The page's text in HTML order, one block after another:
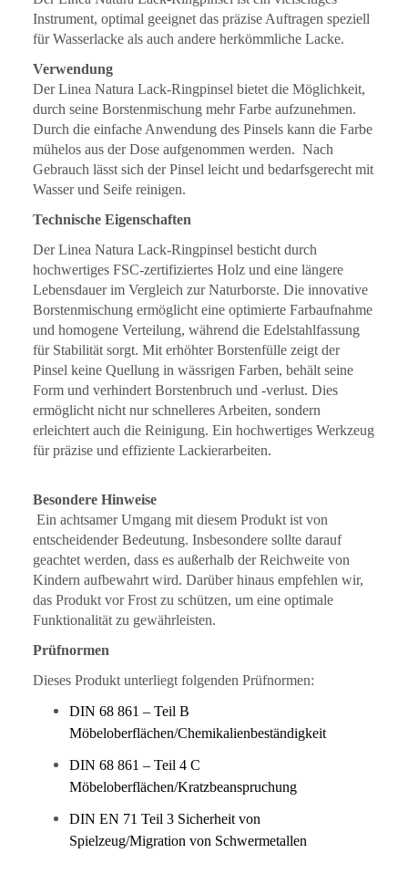
Instrument, optimal geeignet das präzise Auftragen speziell
für Wasserlacke als auch andere herkömmliche Lacke.
Verwendung
Der Linea Natura Lack-Ringpinsel bietet die Möglichkeit,
durch seine Borstenmischung mehr Farbe aufzunehmen.
Durch die einfache Anwendung des Pinsels kann die Farbe
mühelos aus der Dose aufgenommen werden. Nach
Gebrauch lässt sich der Pinsel leicht und bedarfsgerecht mit
Wasser und Seife reinigen.
Technische Eigenschaften
Der Linea Natura Lack-Ringpinsel besticht durch
hochwertiges FSC-zertifiziertes Holz und eine längere
Lebensdauer im Vergleich zur Naturborste. Die innovative
Borstenmischung ermöglicht eine optimierte Farbaufnahme
und homogene Verteilung, während die Edelstahlfassung
für Stabilität sorgt. Mit erhöhter Borstenfülle zeigt der
Pinsel keine Quellung in wässrigen Farben, behält seine
Form und verhindert Borstenbruch und -verlust. Dies
ermöglicht nicht nur schnelleres Arbeiten, sondern
erleichtert auch die Reinigung. Ein hochwertiges Werkzeug
für präzise und effiziente Lackierarbeiten.
Besondere Hinweise
Ein achtsamer Umgang mit diesem Produkt ist von
entscheidender Bedeutung. Insbesondere sollte darauf
geachtet werden, dass es außerhalb der Reichweite von
Kindern aufbewahrt wird. Darüber hinaus empfehlen wir,
das Produkt vor Frost zu schützen, um eine optimale
Funktionalität zu gewährleisten.
Prüfnormen
Dieses Produkt unterliegt folgenden Prüfnormen:
DIN 68 861 – Teil B
Möbeloberflächen/Chemikalienbeständigkeit
DIN 68 861 – Teil 4 C
Möbeloberflächen/Kratzbeanspruchung
DIN EN 71 Teil 3 Sicherheit von
Spielzeug/Migration von Schwermetallen